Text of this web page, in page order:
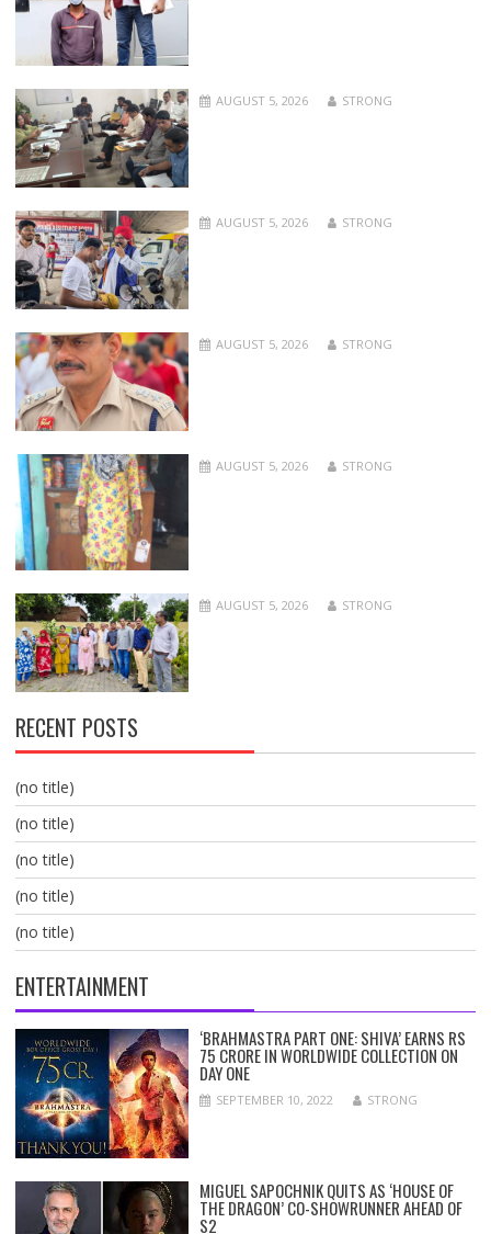
AUGUST 5, 2026 STRONG
AUGUST 5, 2026 STRONG
AUGUST 5, 2026 STRONG
AUGUST 5, 2026 STRONG
AUGUST 5, 2026 STRONG
RECENT POSTS
(no title)
(no title)
(no title)
(no title)
(no title)
ENTERTAINMENT
‘BRAHMASTRA PART ONE: SHIVA’ EARNS RS
75 CRORE IN WORLDWIDE COLLECTION ON
DAY ONE
SEPTEMBER 10, 2022 STRONG
MIGUEL SAPOCHNIK QUITS AS ‘HOUSE OF
THE DRAGON’ CO-SHOWRUNNER AHEAD OF
S2